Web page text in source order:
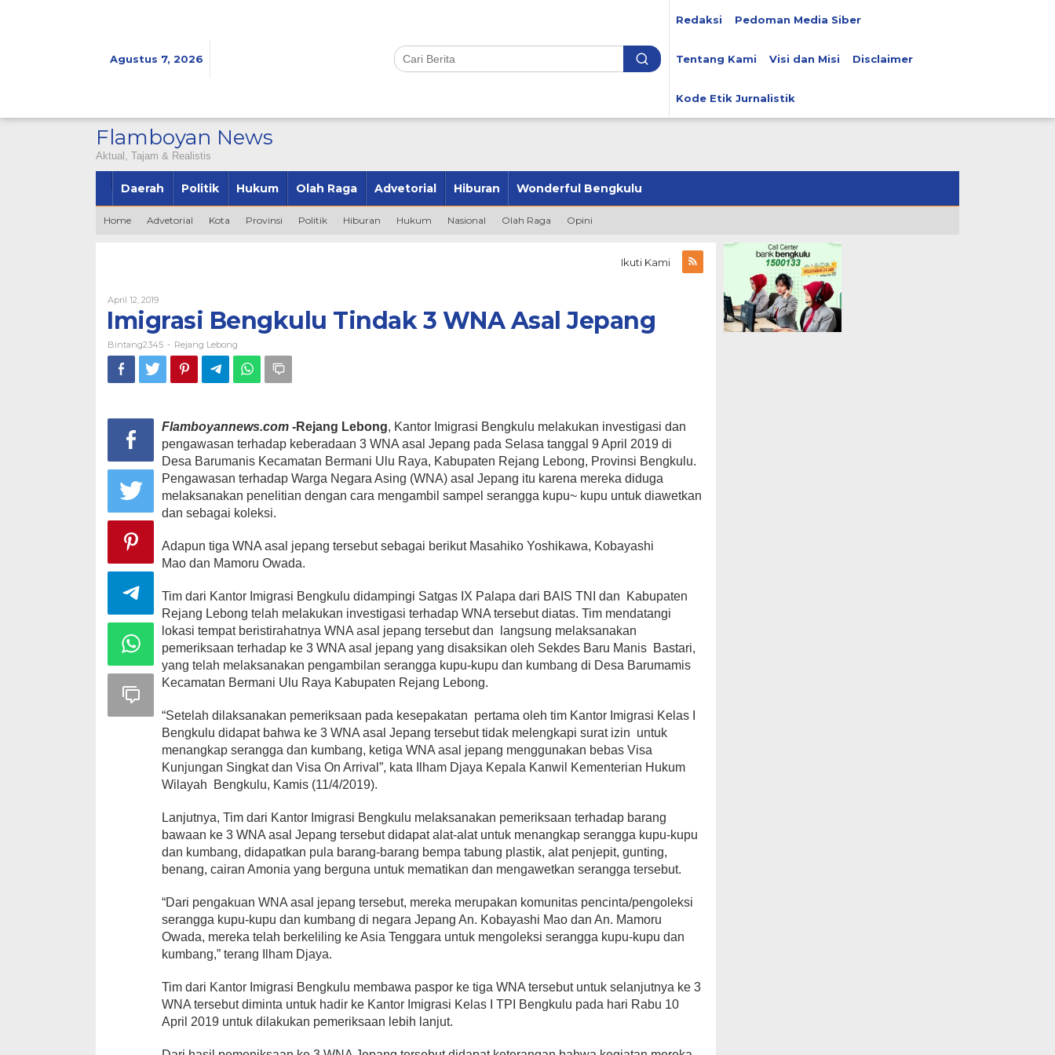
Agustus 7, 2026
Redaksi Pedoman Media Siber
Tentang Kami Visi dan Misi Disclaimer
Kode Etik Jurnalistik
Flamboyan News
Aktual, Tajam & Realistis
Daerah Politik Hukum Olah Raga Advetorial Hiburan Wonderful Bengkulu
Home Advetorial Kota Provinsi Politik Hiburan Hukum Nasional Olah Raga Opini
Ikuti Kami
April 12, 2019Oleh
Bintang2345
Imigrasi Bengkulu Tindak 3 WNA Asal Jepang
Bintang2345 - Rejang Lebong
Flamboyannews.com -Rejang Lebong, Kantor Imigrasi Bengkulu melakukan investigasi dan
pengawasan terhadap keberadaan 3 WNA asal Jepang pada Selasa tanggal 9 April 2019 di
Desa Barumanis Kecamatan Bermani Ulu Raya, Kabupaten Rejang Lebong, Provinsi Bengkulu.
Pengawasan terhadap Warga Negara Asing (WNA) asal Jepang itu karena mereka diduga
melaksanakan penelitian dengan cara mengambil sampel serangga kupu~ kupu untuk diawetkan
dan sebagai koleksi.
Adapun tiga WNA asal jepang tersebut sebagai berikut Masahiko Yoshikawa, Kobayashi
Mao dan Mamoru Owada.
Tim dari Kantor Imigrasi Bengkulu didampingi Satgas IX Palapa dari BAIS TNI dan Kabupaten
Rejang Lebong telah melakukan investigasi terhadap WNA tersebut diatas. Tim mendatangi
lokasi tempat beristirahatnya WNA asal jepang tersebut dan langsung melaksanakan
pemeriksaan terhadap ke 3 WNA asal jepang yang disaksikan oleh Sekdes Baru Manis Bastari,
yang telah melaksanakan pengambilan serangga kupu-kupu dan kumbang di Desa Barumamis
Kecamatan Bermani Ulu Raya Kabupaten Rejang Lebong.
“Setelah dilaksanakan pemeriksaan pada kesepakatan pertama oleh tim Kantor Imigrasi Kelas I
Bengkulu didapat bahwa ke 3 WNA asal Jepang tersebut tidak melengkapi surat izin untuk
menangkap serangga dan kumbang, ketiga WNA asal jepang menggunakan bebas Visa
Kunjungan Singkat dan Visa On Arrival”, kata Ilham Djaya Kepala Kanwil Kementerian Hukum
Wilayah Bengkulu, Kamis (11/4/2019).
Lanjutnya, Tim dari Kantor Imigrasi Bengkulu melaksanakan pemeriksaan terhadap barang
bawaan ke 3 WNA asal Jepang tersebut didapat alat-alat untuk menangkap serangga kupu-kupu
dan kumbang, didapatkan pula barang-barang bempa tabung plastik, alat penjepit, gunting,
benang, cairan Amonia yang berguna untuk mematikan dan mengawetkan serangga tersebut.
“Dari pengakuan WNA asal jepang tersebut, mereka merupakan komunitas pencinta/pengoleksi
serangga kupu-kupu dan kumbang di negara Jepang An. Kobayashi Mao dan An. Mamoru
Owada, mereka telah berkeliling ke Asia Tenggara untuk mengoleksi serangga kupu-kupu dan
kumbang,” terang Ilham Djaya.
Tim dari Kantor Imigrasi Bengkulu membawa paspor ke tiga WNA tersebut untuk selanjutnya ke 3
WNA tersebut diminta untuk hadir ke Kantor Imigrasi Kelas I TPI Bengkulu pada hari Rabu 10
April 2019 untuk dilakukan pemeriksaan lebih lanjut.